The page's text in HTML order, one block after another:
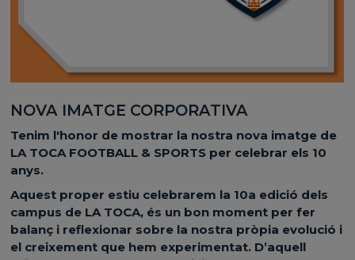
NOVA IMATGE CORPORATIVA
Tenim l'honor de mostrar la nostra nova imatge de
LA TOCA FOOTBALL & SPORTS per celebrar els 10
anys.
Aquest proper estiu celebrarem la 10a edició dels
campus de LA TOCA, és un bon moment per fer
balanç i reflexionar sobre la nostra pròpia evolució i
el creixement que hem experimentat. D’aquell